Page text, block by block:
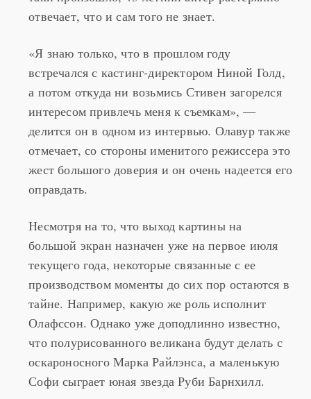
таки произошло, 43-летний актер растерянно
«Я знаю только, что в прошлом году
встречался с кастинг-директором Ниной Голд,
а потом откуда ни возьмись Стивен загорелся
интересом привлечь меня к съемкам», —
делится он в одном из интервью. Олавур также
отмечает, со стороны именитого режиссера это
жест большого доверия и он очень надеется его
Несмотря на то, что выход картины на
большой экран назначен уже на первое июля
текущего года, некоторые связанные с ее
производством моменты до сих пор остаются в
тайне. Например, какую же роль исполнит
Олафссон. Однако уже доподлинно известно,
что полурисованного великана будут делать с
оскароносного Марка Райлэнса, а маленькую